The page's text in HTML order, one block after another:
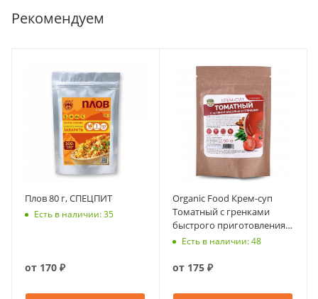
Рекомендуем
Плов 80 г, СПЕЦПИТ
Есть в наличии: 35
от 170 ₽
Organic Food Крем-суп
Томатный с гренками
быстрого приготовления,
50 грЕсть в наличии: 48
от 175 ₽